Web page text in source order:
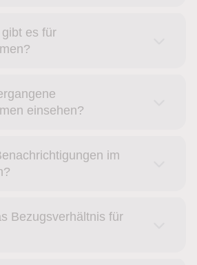
es für
einsehen?
im
Bezugsverhältnis für